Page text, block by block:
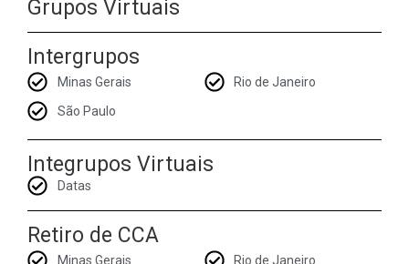
Grupos Virtuais
Intergrupos
Minas Gerais
Rio de Janeiro
São Paulo
Integrupos Virtuais
Datas
Retiro de CCA
Minas Gerais Rio de Janeiro